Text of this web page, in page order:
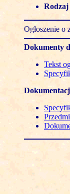
Rodzaj
Ogłoszenie o
Dokumenty
Tekst